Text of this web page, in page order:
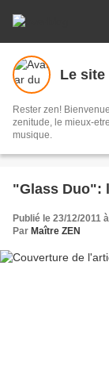
Le site
Rester zen!
zenitude, le mieux-
musique.
"Glass Duo":
Publié le 23/12/2011
Par Maître ZEN